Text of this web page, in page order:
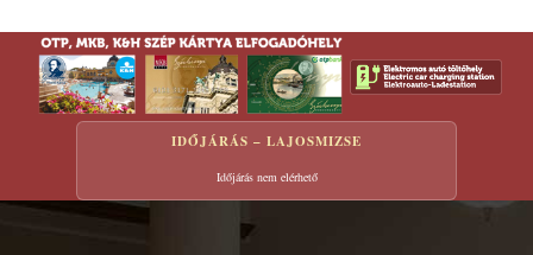
IDŐJÁRÁS – LAJOSMIZSE
Időjárás nem elérhető